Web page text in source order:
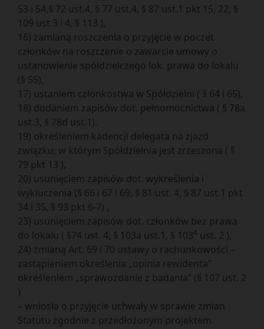
53 i 54,§ 72 ust.4, § 77 ust.4, § 87 ust.1 pkt 15, 22, §
109 ust.3 i 4, § 113 ),
16) zamianą roszczenia o przyjęcie w poczet
członków na roszczenie o zawarcie umowy o
ustanowienie spółdzielczego lok. prawa do lokalu
(§ 55),
17) ustaniem członkostwa w Spółdzielni ( § 64 i 65),
18) dodaniem zapisów dot. pełnomocnictwa ( § 78a
ust.3, § 78d ust.1).
19) określeniem kadencji delegata na zjazd
związku, w którym Spółdzielnia jest zrzeszona ( §
79 pkt 13 ),
20) usunięciem zapisów dot. wykreślenia i
wykluczenia (§ 66 i 67 i 69, § 81 ust. 4, § 87 ust.1 pkt
34 i 35, § 93 pkt 6-7) ,
23) usunięciem zapisów dot. członków bez prawa
do lokalu ( §74 ust. 4, § 103a ust.1, § 1034 ust. 2 ),
24) zmianą Art. 69 i 70 ustawy o rachunkowości –
zastąpieniem określenia „opinia rewidenta”
określeniem „sprawozdanie z badania” (§ 107 ust. 2
)
– wniosła o przyjęcie uchwały w sprawie zmian
Statutu zgodnie z przedłożonym projektem.